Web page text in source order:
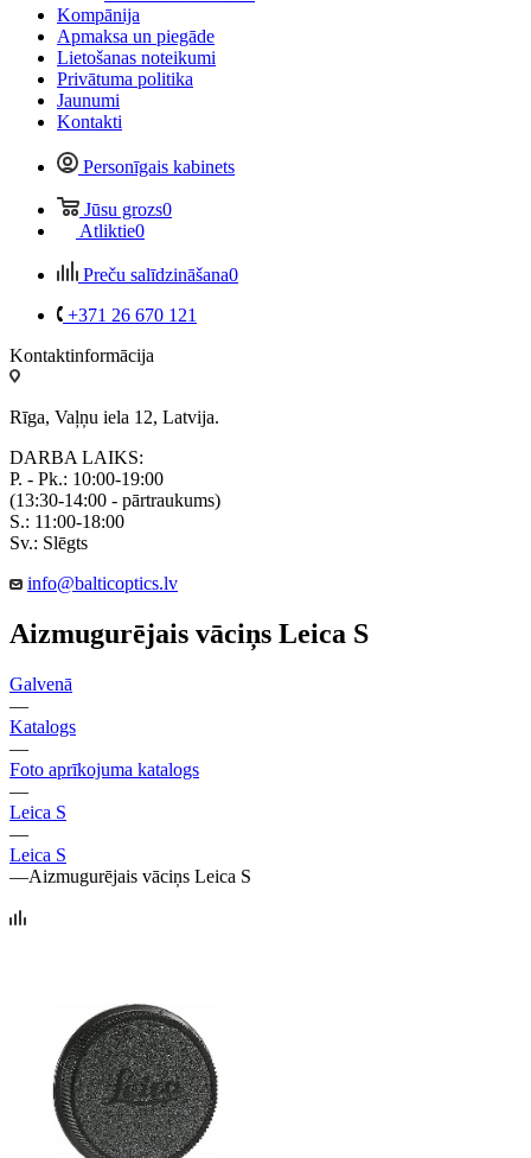
Kompānija
Apmaksa un piegāde
Lietošanas noteikumi
Privātuma politika
Jaunumi
Kontakti
Personīgais kabinets
Jūsu grozs0
Atliktie0
Preču salīdzināšana0
+371 26 670 121
Kontaktinformācija
Rīga, Vaļņu iela 12, Latvija.
DARBA LAIKS:
P. - Pk.: 10:00-19:00
(13:30-14:00 - pārtraukums)
S.: 11:00-18:00
Sv.: Slēgts
info@balticoptics.lv
Aizmugurējais vāciņs Leica S
Galvenā
—
Katalogs
—
Foto aprīkojuma katalogs
—
Leica S
—
Leica S
—Aizmugurējais vāciņs Leica S